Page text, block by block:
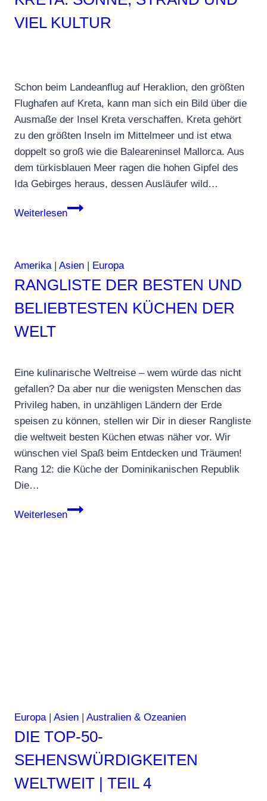
VIEL KULTUR
Schon beim Landeanflug auf Heraklion, den größten
Flughafen auf Kreta, kann man sich ein Bild über die
Ausmaße der Insel Kreta verschaffen. Kreta gehört
zu den größten Inseln im Mittelmeer und ist etwa
doppelt so groß wie die Baleareninsel Mallorca. Aus
dem türkisblauen Meer ragen die hohen Gipfel des
Ida Gebirges heraus, dessen Ausläufer wild…
Weiterlesen
Kreta:
viel
Kultur
Amerika| Asien | Europa
RANGLISTE DER BESTEN UND
BELIEBTESTEN KÜCHEN DER
WELT
Eine kulinarische Weltreise – wem würde das nicht
gefallen? Da aber nur die wenigsten Menschen das
Privileg haben, in unzähligen Ländern der Erde
speisen zu können, stellen wir Dir in dieser Rangliste
die weltweit besten Küchen etwas näher vor. Wir
wünschen viel Spaß beim Entdecken und Träumen!
Rang 12: die Küche der Dominikanischen Republik
Die…
Weiterlesen
Rangliste
Europa| Asien | Australien & Ozeanien
DIE TOP-50-
SEHENSWÜRDIGKEITEN
WELTWEIT | TEIL 4